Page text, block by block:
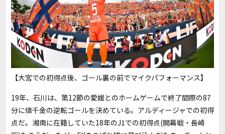
【大宮での初得点後、ゴール裏の前でマイクパフォーマンス】
19年、石川は、第12節の愛媛とのホームゲームで終了間際の87
分に値千金の逆転ゴールを決めている。アルディージャでの初得
点だ。湘南に在籍していた18年のJ1での初得点(開幕戦・長崎